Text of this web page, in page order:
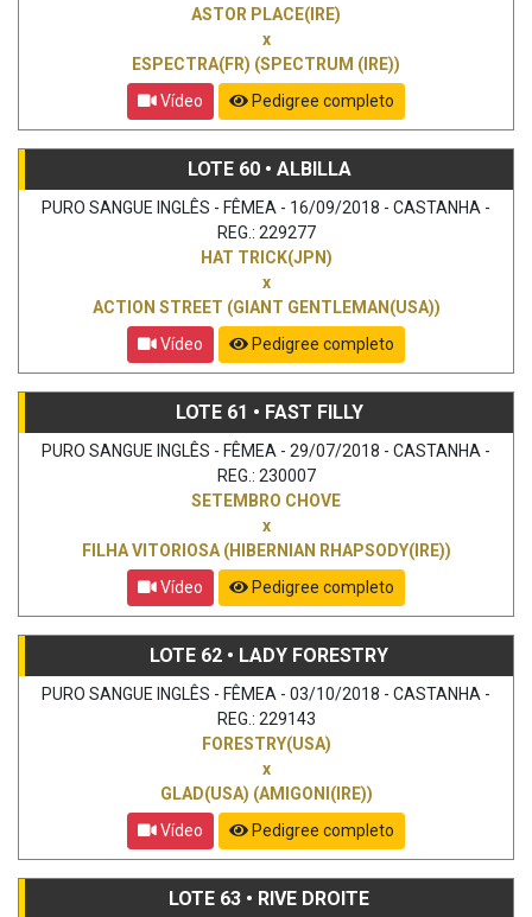
ASTOR PLACE(IRE)
x
ESPECTRA(FR) (SPECTRUM (IRE))
Vídeo
Pedigree completo
LOTE 60 • ALBILLA
PURO SANGUE INGLÊS - FÊMEA - 16/09/2018 - CASTANHA -
REG.: 229277
HAT TRICK(JPN)
x
ACTION STREET (GIANT GENTLEMAN(USA))
Vídeo
Pedigree completo
LOTE 61 • FAST FILLY
PURO SANGUE INGLÊS - FÊMEA - 29/07/2018 - CASTANHA -
REG.: 230007
SETEMBRO CHOVE
x
FILHA VITORIOSA (HIBERNIAN RHAPSODY(IRE))
Vídeo
Pedigree completo
LOTE 62 • LADY FORESTRY
PURO SANGUE INGLÊS - FÊMEA - 03/10/2018 - CASTANHA -
REG.: 229143
FORESTRY(USA)
x
GLAD(USA) (AMIGONI(IRE))
Vídeo
Pedigree completo
LOTE 63 • RIVE DROITE